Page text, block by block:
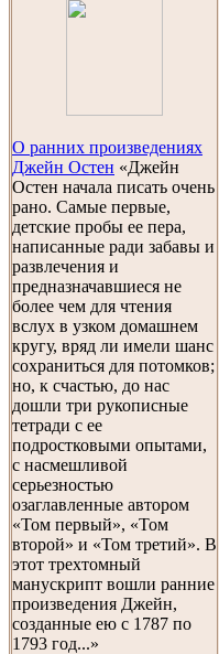
О ранних произведениях
Джейн Остен «Джейн
Остен начала писать очень
рано. Самые первые,
детские пробы ее пера,
написанные ради забавы и
развлечения и
предназначавшиеся не
более чем для чтения
вслух в узком домашнем
кругу, вряд ли имели шанс
сохраниться для потомков;
но, к счастью, до нас
дошли три рукописные
тетради с ее
подростковыми опытами,
с насмешливой
серьезностью
озаглавленные автором
«Том первый», «Том
второй» и «Том третий». В
этот трехтомный
манускрипт вошли ранние
произведения Джейн,
созданные ею с 1787 по
1793 год...»